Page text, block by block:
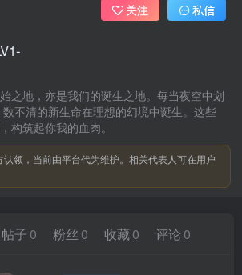
之地，亦是我们的诞生之地。每当夜空中划
不清的新生命在理想的幻境中诞生。这些
构筑起你我的血肉。
关注 私信
认领，当前由平台代为维护。相关代表人可在用户
帖子 0 粉丝 0 收藏 0 评论 0